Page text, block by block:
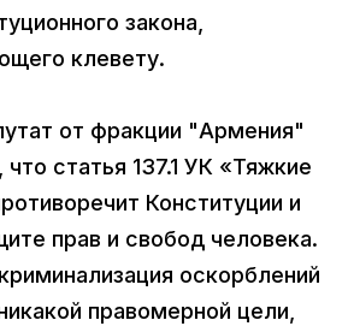
закона,
клевету.
от фракции "Армения"
что статья 137.1 УК «Тяжкие
Конституции и
прав и свобод человека.
оскорблений
правомерной цели,